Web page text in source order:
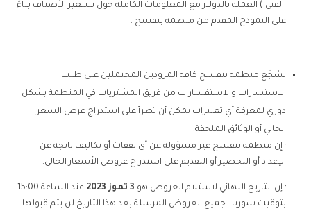
االفني ) العملة بالدولار مع المعلومات الكاملة حول تسعير الأصناف بناءً
على النموذج المقدم من منظمه بنفسج .
تشجّع منظمه بنفسج كافة المزودين المحتملين على طلب
الاستشارات والاستفسارات من فريق المشتريات في المنظمة بشكل
دوري لمعرفة أي تغييرات يمكن أن تطرأ على استدراج عرض السعر
الحالي أو الوثائق الملحقة.
· إن منظمة بنفسج غير مسؤولة عن أي نفقات أو تكاليف ناتجة عن
الإعداد أو التحضير أو التقديم على استدراج عروض الأسعار الحالي.
· إن التاريخ النهائي لاستلام العروض هو 3 تموز 2023
عند الساعة 15:00
بتوقيت سوريا . جميع العروض المرسلة بعد هذا التاريخ لن يتم قبولها.